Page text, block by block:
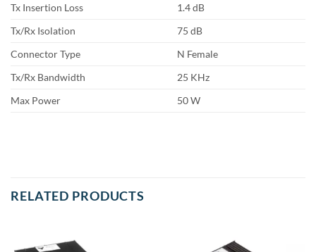
Tx Insertion Loss
1.4 dB
Tx/Rx Isolation
75 dB
Connector Type
N Female
Tx/Rx Bandwidth
25 KHz
Max Power
50 W
RELATED PRODUCTS